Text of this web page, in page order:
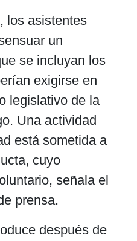
los asistentes
un
se incluyan los
exigirse en
legislativo de la
Una actividad
está sometida a
cuyo
señala el
prensa.
después de